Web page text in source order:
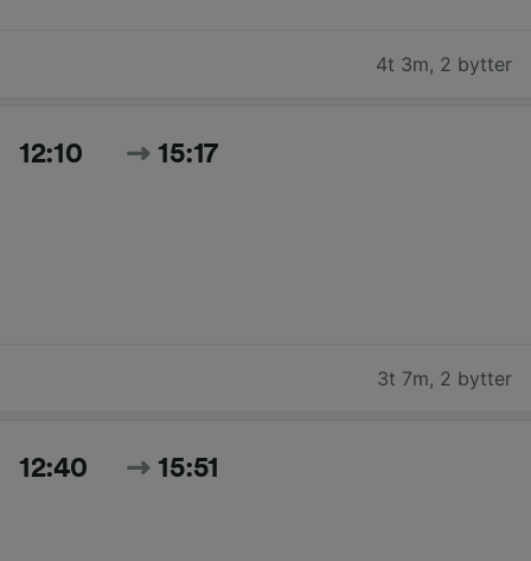
4t 3m, 2 bytter
12:10 15:17
3t 7m, 2 bytter
12:40 15:51